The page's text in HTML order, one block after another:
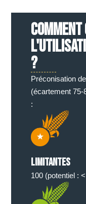
?
Préconisation
(écartement
:
Limitantes
100 (potentiel :